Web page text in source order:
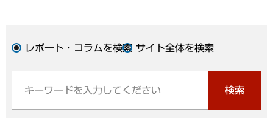
レポート・コラムを検索 サイト全体を検索
検索